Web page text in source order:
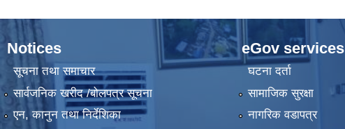
Notices
सूचना तथा समाचार
सार्वजनिक खरीद /बोलपत्र सूचना
एन, कानुन तथा निर्देशिका
eGov services
घटना दर्ता
सामाजिक सुरक्षा
नागरिक वडापत्र